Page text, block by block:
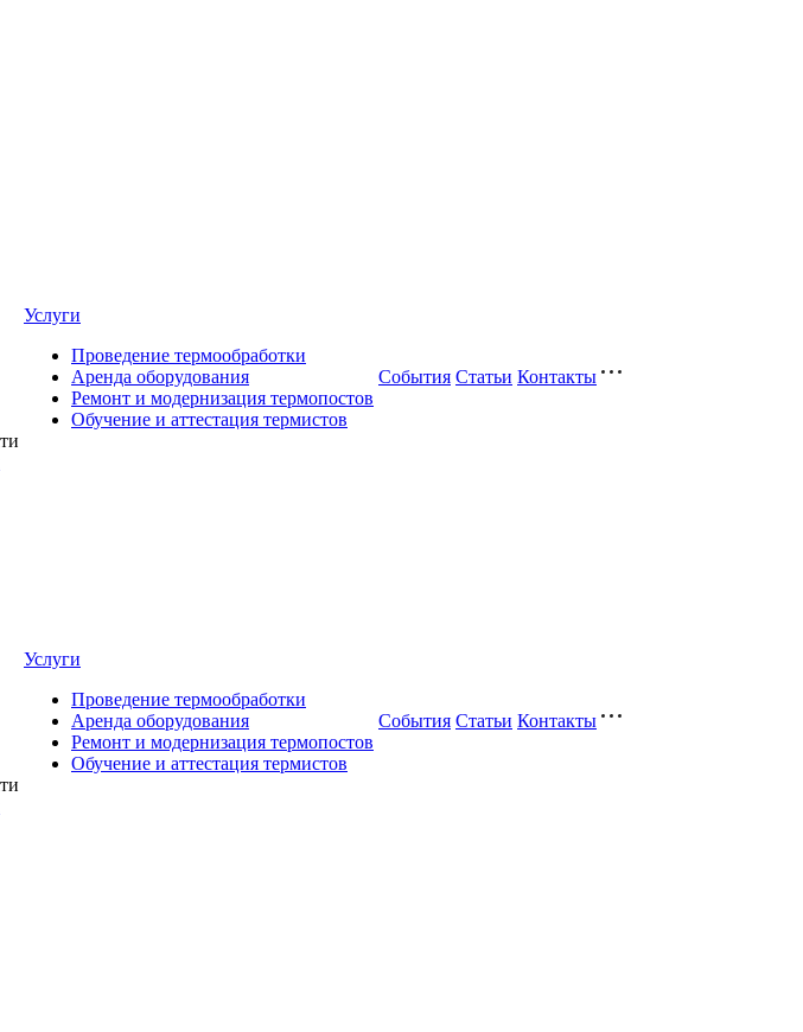
Услуги
Проведение термообработки
Аренда оборудования
Ремонт и модернизация термопостов
Обучение и аттестация термистов
События Статьи Контакты
Услуги
Проведение термообработки
Аренда оборудования
Ремонт и модернизация термопостов
Обучение и аттестация термистов
События Статьи Контакты